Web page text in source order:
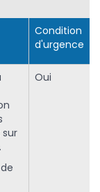
Condition
d'urgence
Oui